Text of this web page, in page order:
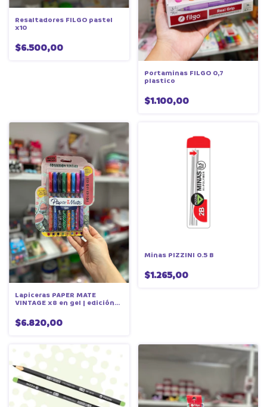
Resaltadores FILGO pastel
x10
$6.500,00
Portaminas FILGO 0,7
plastico
$1.100,00
Lapiceras PAPER MATE
VINTAGE x8 en gel | edición
$6.820,00
Minas PIZZINI 0.5 B
$1.265,00